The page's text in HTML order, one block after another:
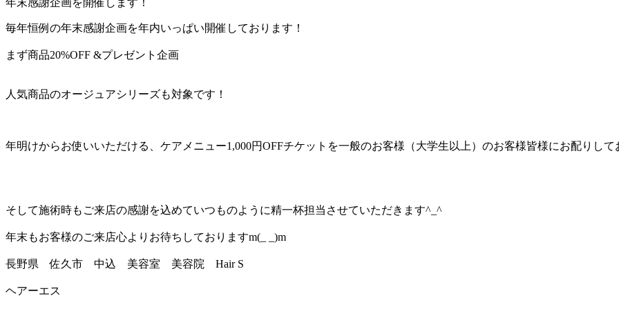
毎年恒例の年末感謝企画を年内いっぱい開催しております！
まず商品20%OFF &プレゼント企画
人気商品のオージュアシリーズも対象です！
年明けからお使いいただける、ケアメニュー1,000円OFFチケットを一般のお客様（大学生以上）のお客様皆様にお配りして
そして施術時もご来店の感謝を込めていつものように精一杯担当させていただきます^_^
年末もお客様のご来店心よりお待ちしておりますm(_ _)m
長野県 佐久市 中込 美容室 美容院 Hair S
ヘアーエス